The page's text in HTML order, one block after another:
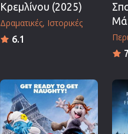
Κρεμλίνου (2025)
Δραματικές Ιστορικές
6.1